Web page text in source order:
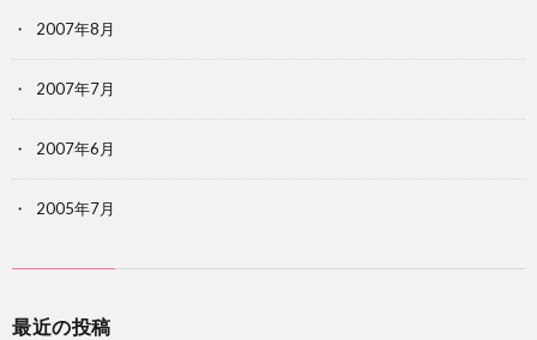
2007年8月
2007年7月
2007年6月
2005年7月
最近の投稿